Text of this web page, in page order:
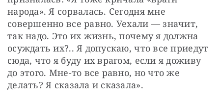
народа». Я сорвалась. Сегодня мне
совершенно все равно. Уехали — значит,
так надо. Это их жизнь, почему я должна
осуждать их?.. Я допускаю, что все приедут
сюда, что я буду их врагом, если я доживу
до этого. Мне-то все равно, но что же
делать? Я сказала и сказала».